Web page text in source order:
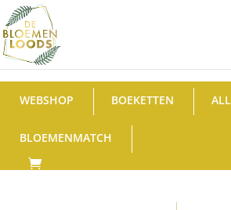
WEBSHOP BOEKETTEN
BLOEMENMATCH